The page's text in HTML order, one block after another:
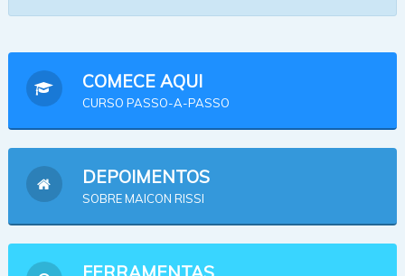
COMECE AQUI
CURSO PASSO-A-PASSO
DEPOIMENTOS
SOBRE MAICON RISSI